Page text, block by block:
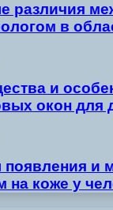
различия
в
и
окон для
и
на коже у